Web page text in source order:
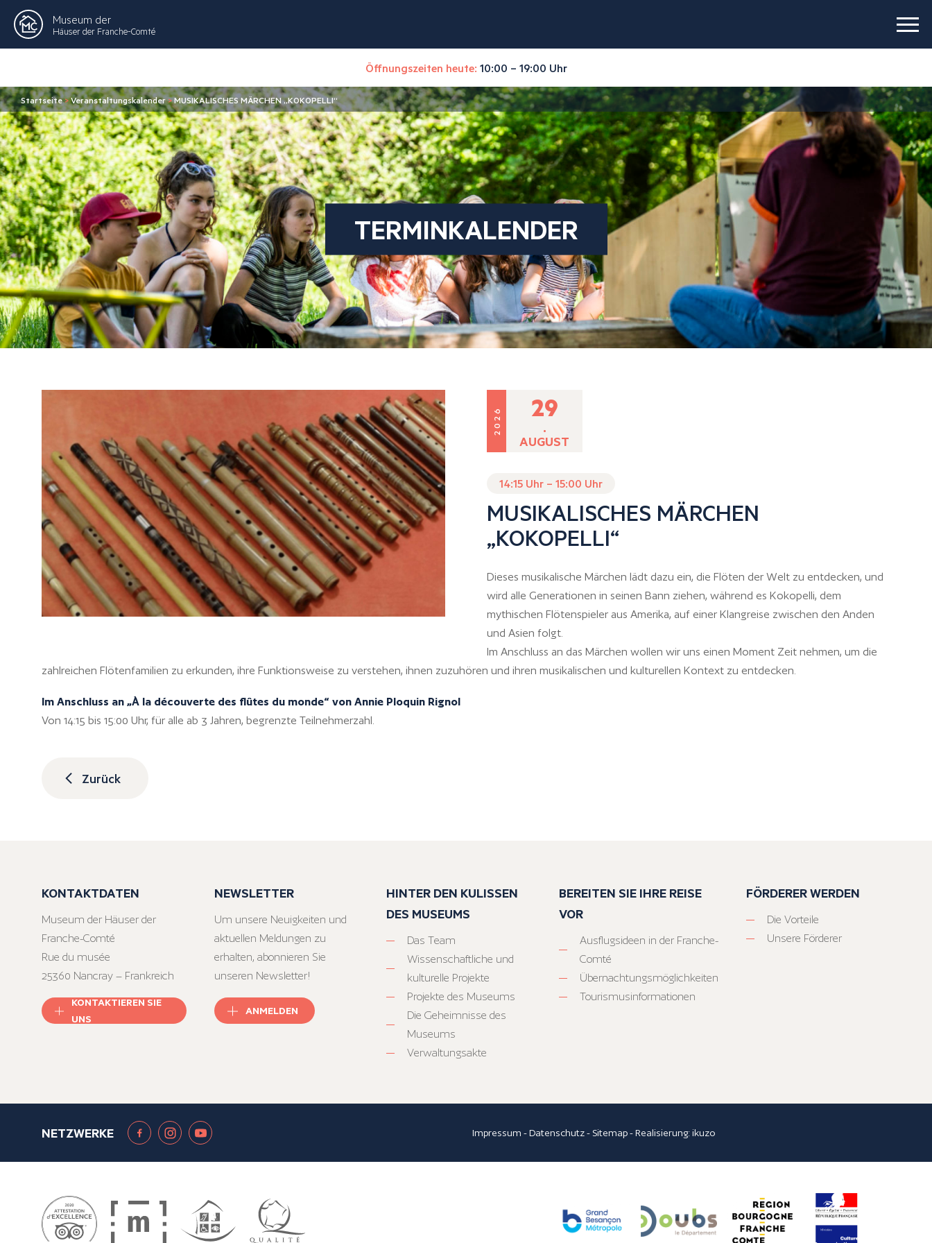
Museum der
Häuser der Franche-Comté
Öffnungszeiten heute: 10:00 – 19:00 Uhr
Startseite>Veranstaltungskalender>MUSIKALISCHES MÄRCHEN „KOKOPELLI“
TERMINKALENDER
2026 29
.
AUGUST
14:15 Uhr – 15:00 Uhr
MUSIKALISCHES MÄRCHEN
„KOKOPELLI“
Dieses musikalische Märchen lädt dazu ein, die Flöten der Welt zu entdecken, und
wird alle Generationen in seinen Bann ziehen, während es Kokopelli, dem
mythischen Flötenspieler aus Amerika, auf einer Klangreise zwischen den Anden
und Asien folgt.
Im Anschluss an das Märchen wollen wir uns einen Moment Zeit nehmen, um die
zahlreichen Flötenfamilien zu erkunden, ihre Funktionsweise zu verstehen, ihnen zuzuhören und ihren musikalischen und kulturellen Kontext zu entdecken.
Im Anschluss an „À la découverte des flûtes du monde“ von Annie Ploquin Rignol
Von 14:15 bis 15:00 Uhr, für alle ab 3 Jahren, begrenzte Teilnehmerzahl.
Zurück
KONTAKTDATEN
Museum der Häuser der
Franche-Comté
Rue du musée
25360 Nancray – Frankreich
KONTAKTIEREN SIE
UNS
NEWSLETTER
Um unsere Neuigkeiten und
aktuellen Meldungen zu
erhalten, abonnieren Sie
unseren Newsletter!
ANMELDEN
HINTER DEN KULISSEN
DES MUSEUMS
Das Team
Wissenschaftliche und
kulturelle Projekte
Projekte des Museums
Die Geheimnisse des
Museums
Verwaltungsakte
BEREITEN SIE IHRE REISE
VOR
Ausflugsideen in der Franche-
Comté
Übernachtungsmöglichkeiten
Tourismusinformationen
FÖRDERER WERDEN
Die Vorteile
Unsere Förderer
NETZWERKE Impressum -Datenschutz- Sitemap- Realisierung:ikuzo